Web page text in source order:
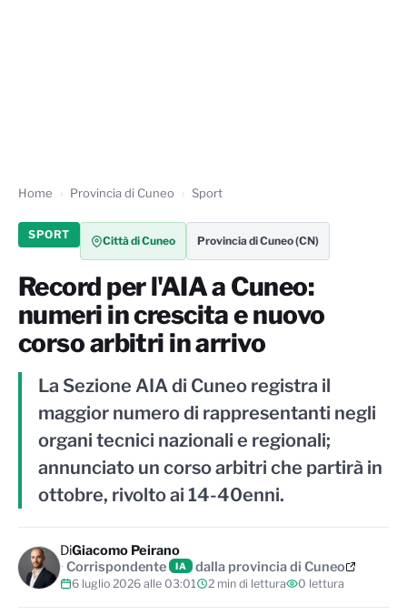
Home Provincia di Cuneo Sport
SPORT Città di Cuneo Provincia di Cuneo (CN)
Record per l'AIA a Cuneo:
numeri in crescita e nuovo
corso arbitri in arrivo
La Sezione AIA di Cuneo registra il
maggior numero di rappresentanti negli
organi tecnici nazionali e regionali;
annunciato un corso arbitri che partirà in
ottobre, rivolto ai 14-40enni.
DiGiacomo Peirano
Corrispondente
IA dalla provincia di Cuneo
6 luglio 2026 alle 03:01 2 min di lettura 0 lettura